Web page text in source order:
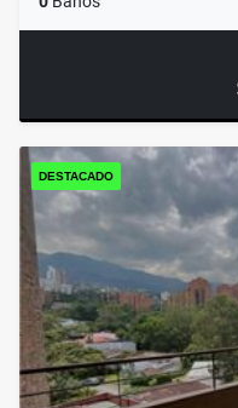
DESTACADO